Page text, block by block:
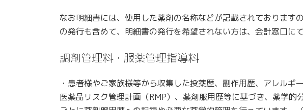
なお明細書には、使用した薬剤の名称などが記載されておりま
の発行も含めて、明細書の発行を希望されない方は、会計窓口に
調剤管理料・服薬管理指導料
・患者様やご家族様等から収集した投薬歴、副作用歴、アレルギ
医薬品リスク管理計画（RMP）、薬剤服用歴等に基づき、薬学的